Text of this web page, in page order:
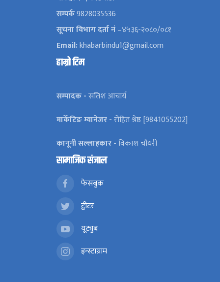
सम्पर्क9828035536
सूचना विभाग दर्ता नं–४५३६-२०८०/०८१
Email:khabarbindu1@gmail.com
हाम्रो टिम
सम्पादक -सतिश आचार्य
मार्केटिङ म्यानेजर -रोहित श्रेष्ठ [9841055202]
कानूनी सल्लाहकार -विकाश चौधरी
सामाजिक संजाल
फेसबुक
ट्वीटर
यूट्युब
इन्स्टाग्राम